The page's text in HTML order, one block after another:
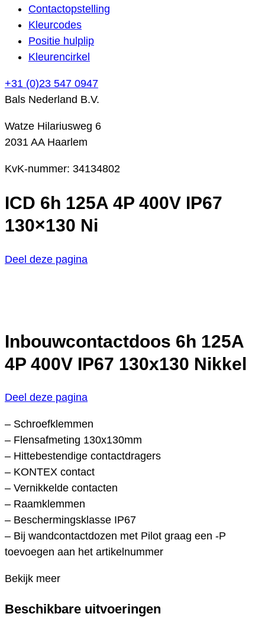
Contactopstelling
Kleurcodes
Positie hulplip
Kleurencirkel
+31 (0)23 547 0947
Bals Nederland B.V.
Watze Hilariusweg 6
2031 AA Haarlem
KvK-nummer: 34134802
ICD 6h 125A 4P 400V IP67
130×130 Ni
Deel deze pagina
Inbouwcontactdoos 6h 125A
4P 400V IP67 130x130 Nikkel
Deel deze pagina
– Schroefklemmen
– Flensafmeting 130x130mm
– Hittebestendige contactdragers
– KONTEX contact
– Vernikkelde contacten
– Raamklemmen
– Beschermingsklasse IP67
– Bij wandcontactdozen met Pilot graag een -P
toevoegen aan het artikelnummer
Bekijk meer
Beschikbare uitvoeringen